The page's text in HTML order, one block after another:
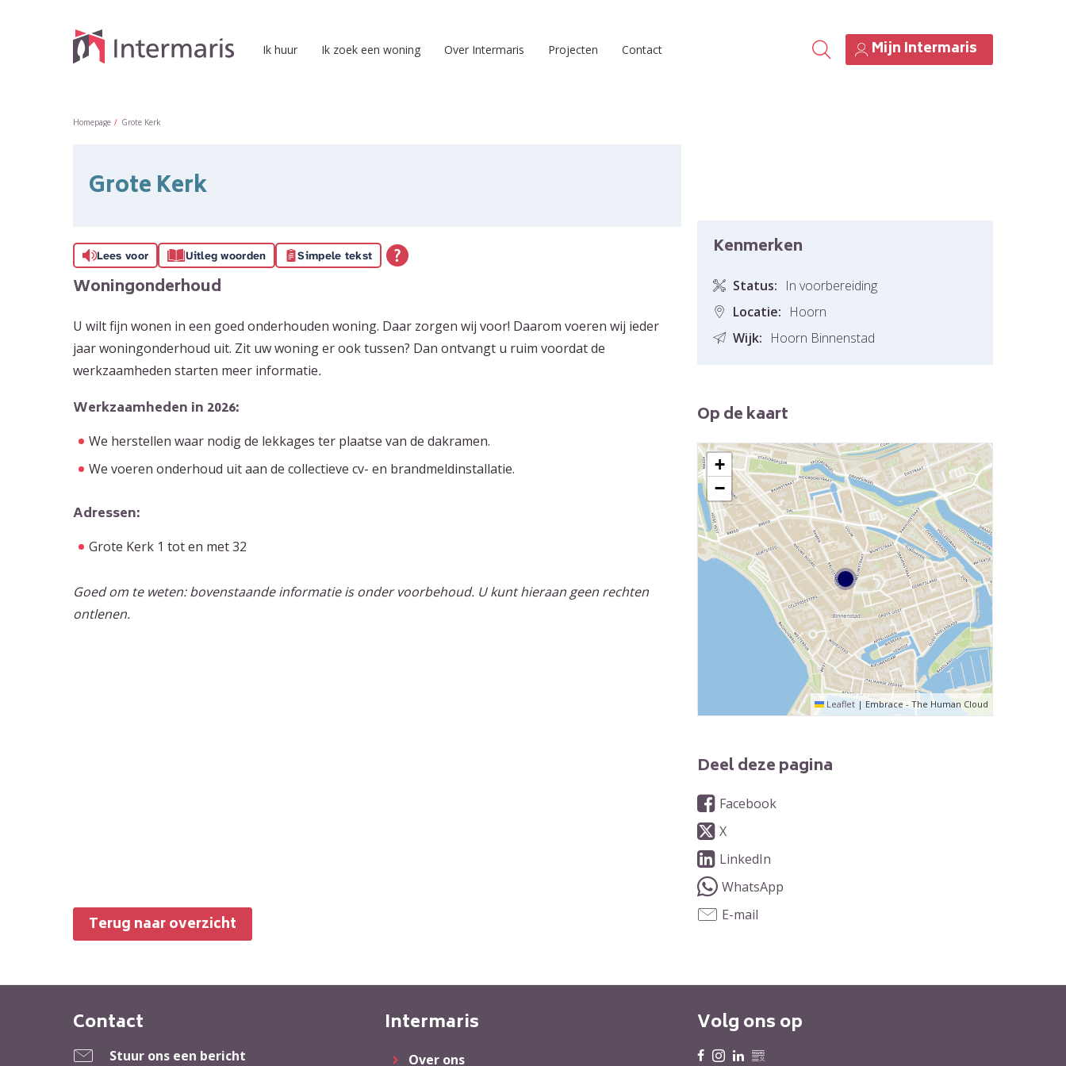
Naar hoofdinhoud
Naar hoofdnavigatiemenu
Naar zoeken
Naar de homepage
Ik huur Ik zoek een woning Over Intermaris Projecten Contact Mijn Intermaris
Homepage Grote Kerk
Grote Kerk
Lees voor Uitleg woorden Simpele tekst
Woningonderhoud
U wilt fijn wonen in een goed onderhouden woning. Daar zorgen wij voor! Daarom voeren wij ieder
jaar woningonderhoud uit. Zit uw woning er ook tussen? Dan ontvangt u ruim voordat de
werkzaamheden starten meer informatie.
Werkzaamheden in 2026:
We herstellen waar nodig de lekkages ter plaatse van de dakramen.
We voeren onderhoud uit aan de collectieve cv- en brandmeldinstallatie.
Adressen:
Grote Kerk 1 tot en met 32
Goed om te weten: bovenstaande informatie is onder voorbehoud. U kunt hieraan geen rechten
ontlenen.
Terug naar overzicht
Kenmerken
Status: In voorbereiding
Locatie: Hoorn
Wijk: Hoorn Binnenstad
Op de kaart
+
−
Leaflet | Embrace - The Human Cloud
Deel deze pagina
Facebook
X
LinkedIn
WhatsApp
E-mail
Contactinformatie
Contact
Stuur ons een bericht
Intermaris
Over ons
Volg ons op